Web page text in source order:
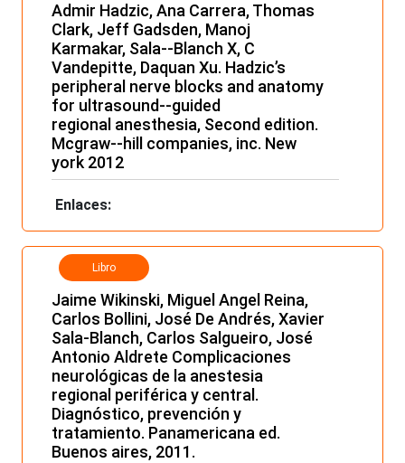
Admir Hadzic, Ana Carrera, Thomas
Clark, Jeff Gadsden, Manoj
Karmakar, Sala-­‐Blanch X, C
Vandepitte, Daquan Xu. Hadzic’s
peripheral nerve blocks and anatomy
for ultrasound-­‐guided
regional anesthesia, Second edition.
Mcgraw-­‐hill companies, inc. New
york 2012
Enlaces:
Libro
Jaime Wikinski, Miguel Angel Reina,
Carlos Bollini, José De Andrés, Xavier
Sala-Blanch, Carlos Salgueiro, José
Antonio Aldrete Complicaciones
neurológicas de la anestesia
regional periférica y central.
Diagnóstico, prevención y
tratamiento. Panamericana ed.
Buenos aires, 2011.